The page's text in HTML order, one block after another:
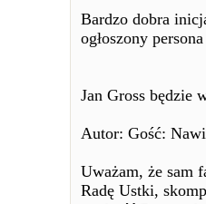
Bardzo dobra
ogłoszony
Jan Gross będzie
Autor: Gość:
Uważam, że sam
Radę Ustki,